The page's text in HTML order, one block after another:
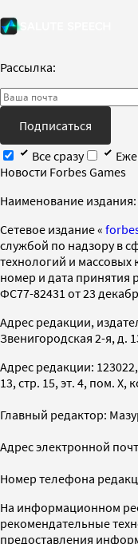
Рассылка:
Подписаться
Все сразу
Новости Forbes Games
Наименование издания:
Cетевое издание «
службой по надзору в
технологий и
номер и дата принятия
ФС77-82431 от 23
Адрес редакции,
Звенигородская 2-я, д.
Адрес редакции:
13, стр. 15, эт. 4, пом. X,
Главный редактор:
Адрес электронной
Номер телефона
На информационном
рекомендательные
предоставления